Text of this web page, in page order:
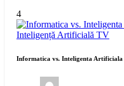
4
Inteligență Artificială TV
Informatica vs. Inteligenta Artificiala